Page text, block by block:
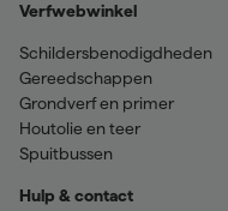
Verfwebwinkel
Schildersbenodigdheden
Gereedschappen
Grondverf en primer
Houtolie en teer
Spuitbussen
Hulp & contact